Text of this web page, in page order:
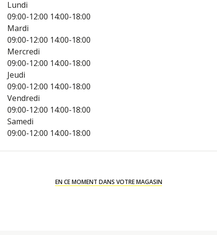
Lundi
09:00-12:00 14:00-18:00
Mardi
09:00-12:00 14:00-18:00
Mercredi
09:00-12:00 14:00-18:00
Jeudi
09:00-12:00 14:00-18:00
Vendredi
09:00-12:00 14:00-18:00
Samedi
09:00-12:00 14:00-18:00
EN CE MOMENT DANS VOTRE MAGASIN